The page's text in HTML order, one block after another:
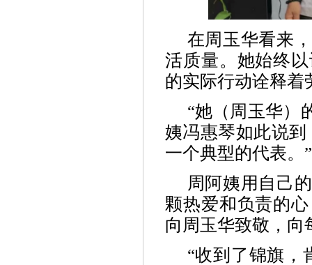
在周玉华看来
活质量。她始终
的实际行动诠释着
“她（周玉华）
姨冯惠琴如此说
一个典型的代表。”
周阿姨用自己
颗热爱和负责的
向周玉华致敬，向
“收到了锦旗，